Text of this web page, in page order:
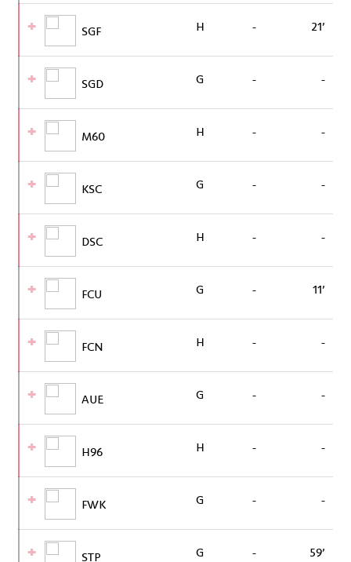
SGF H - 21’
SGD G - -
M60 H - -
KSC G - -
DSC H - -
FCU G - 11’
FCN H - -
AUE G - -
H96 H - -
FWK G - -
STP G - 59’